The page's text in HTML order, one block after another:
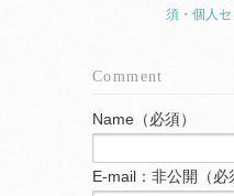
須・個人
Comment
Name（必須）
E-mail：非公開（必